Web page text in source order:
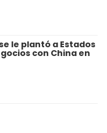
le plantó a Estados
con China en